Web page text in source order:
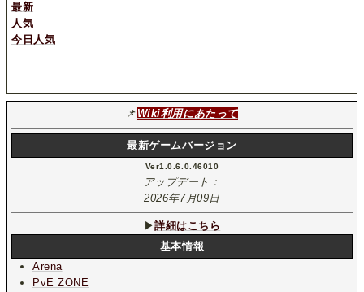
最新
人気
今日人気
📌 Wiki利用にあたって
最新ゲームバージョン
Ver1.0.6.0.46010
アップデート：
2026年7月09日
▶詳細はこちら
基本情報
Arena
PvE ZONE